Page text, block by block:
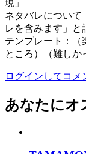
現」
ネタバレについて
レを含みます」と
テンプレート：（
ところ）（難しか
ログインしてコメ
あなたにオ